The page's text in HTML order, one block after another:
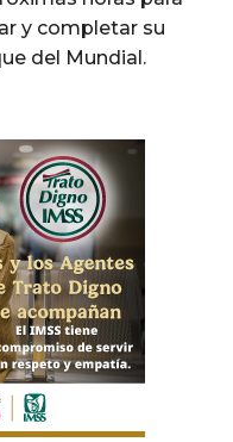
y completar su
del Mundial.